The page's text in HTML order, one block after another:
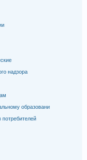
надзора
образовани
потребителей